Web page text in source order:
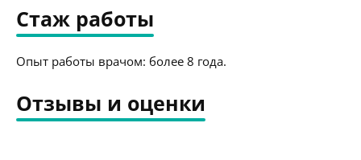
Стаж работы
Опыт работы врачом: более 8 года.
Отзывы и оценки